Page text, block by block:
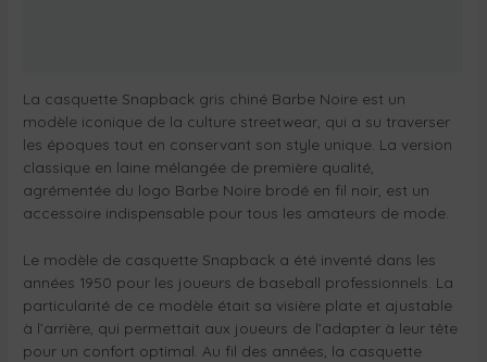
La casquette Snapback gris chiné Barbe Noire est un
modèle iconique de la culture streetwear, qui a su traverser
les époques tout en conservant son style unique. La version
classique en laine mélangée de première qualité,
agrémentée du logo Barbe Noire brodé en fil noir, est un
accessoire indispensable pour tous les amateurs de mode.
Le modèle de casquette Snapback a été inventé dans les
années 1950 pour les joueurs de baseball professionnels. La
particularité de ce modèle était sa visière plate et ajustable
à l’arrière, qui permettait aux joueurs de l’adapter à leur tête
pour un confort optimal. Au fil des années, la casquette